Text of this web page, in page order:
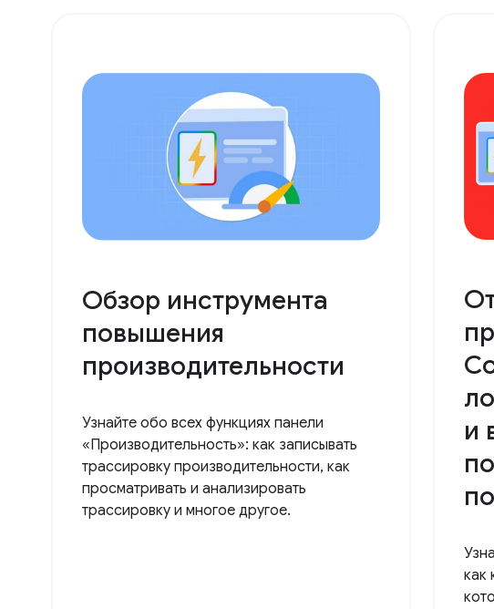
Обзор инструмента
повышения
производительности
Узнайте обо всех функциях панели
«Производительность»: как записывать
трассировку производительности, как
просматривать и анализировать
трассировку и многое другое.
и
как